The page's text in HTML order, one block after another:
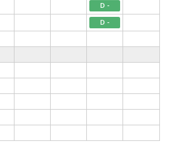
D -
D -